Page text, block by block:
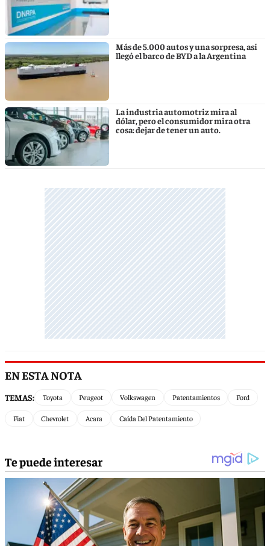
Más de 5.000 autos y una sorpresa, así
llegó el barco de BYD a la Argentina
La industria automotriz mira al
dólar, pero el consumidor mira otra
cosa: dejar de tener un auto.
EN ESTA NOTA
TEMAS: Toyota Peugeot Volkswagen Patentamientos Ford
Fiat Chevrolet Acara Caída Del Patentamiento